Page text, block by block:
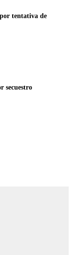
tentativa de
secuestro